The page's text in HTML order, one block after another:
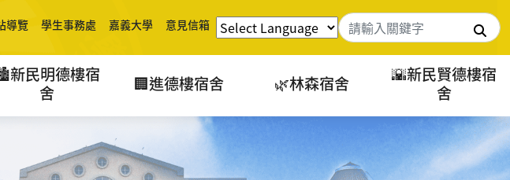
導覽 學生事務處 嘉義大學 意見信箱 搜尋
民明德樓宿
舍
🏢進德樓宿舍 🌿林森宿舍
🌇新民賢德樓宿
舍